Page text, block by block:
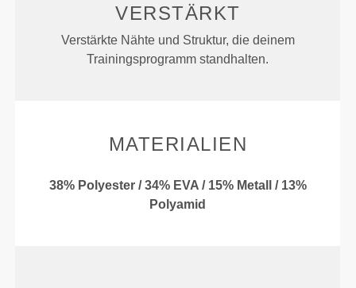
VERSTÄRKT
Verstärkte Nähte und Struktur, die deinem
Trainingsprogramm standhalten.
MATERIALIEN
38% Polyester / 34% EVA / 15% Metall / 13%
Polyamid